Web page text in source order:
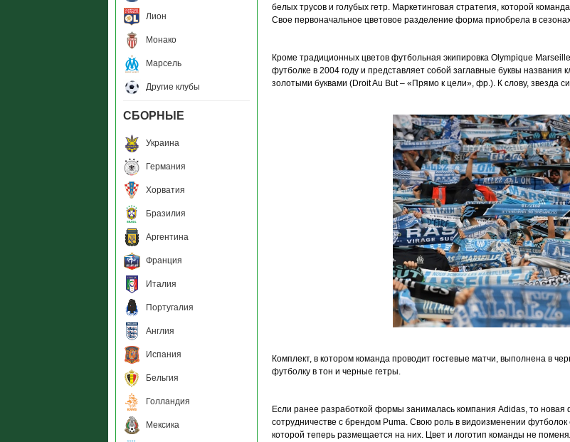
Лион
Монако
Марсель
Другие клубы
СБОРНЫЕ
Украина
Германия
Хорватия
Бразилия
Аргентина
Франция
Италия
Португалия
Англия
Испания
Бельгия
Голландия
Мексика
белых трусов и голубых гетр. Маркетинговая стратегия, которой
Свое первоначальное цветовое разделение форма приобрела в
Кроме традиционных цветов футбольная экипировка Olympique
футболке в 2004 году и представляет собой заглавные буквы
золотыми буквами (Droit Au But – «Прямо к цели», фр.). К слову, звезда
Комплект, в котором команда проводит гостевые матчи, выполнена в
футболку в тон и черные гетры.
Если ранее разработкой формы занималась компания Adidas, то
сотрудничестве с брендом Puma. Свою роль в видоизменении
которой теперь размещается на них. Цвет и логотип команды не